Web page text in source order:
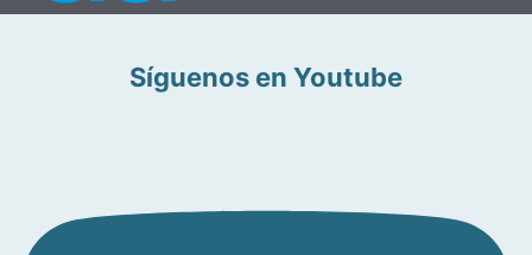
Síguenos en Youtube